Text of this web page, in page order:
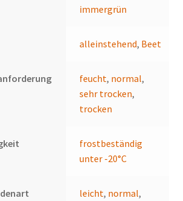
immergrün
alleinstehend, Beet
feucht, normal,
sehr trocken,
trocken
frostbeständig
unter -20°C
leicht, normal,